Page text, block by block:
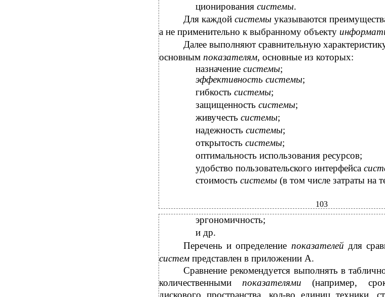
ционирования системы.
Для каждой системы указываются
а не применительно к выбранному объекту
Далее выполняют сравнительную
основным показателям, основные из которых:
назначение системы;
эффективность системы;
гибкость системы;
защищенность системы;
живучесть системы;
надежность системы;
открытость системы;
оптимальность использования ресурсов;
удобство пользовательского интерфейса
стоимость системы (в том числе затраты на
103
эргономичность;
и др.
Перечень и определение показателей для
систем представлен в приложении А.
Сравнение рекомендуется выполнять в
количественными показателями(например,
дискового пространства, кол-во единиц техники,